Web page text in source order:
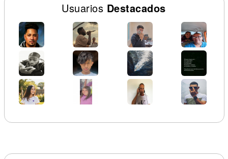
Usuarios Destacados